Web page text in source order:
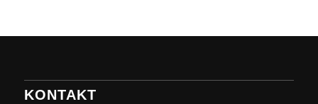
KONTAKT